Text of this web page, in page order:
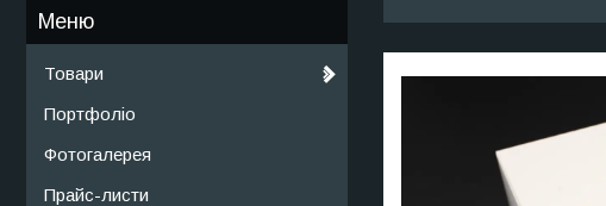
Товари
Портфоліо
Фотогалерея
Прайс-листи